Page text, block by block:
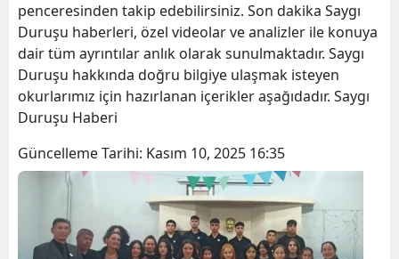
penceresinden takip edebilirsiniz. Son dakika Saygı
Duruşu haberleri, özel videolar ve analizler ile konuya
dair tüm ayrıntılar anlık olarak sunulmaktadır. Saygı
Duruşu hakkında doğru bilgiye ulaşmak isteyen
okurlarımız için hazırlanan içerikler aşağıdadır. Saygı
Duruşu Haberi
Güncelleme Tarihi: Kasım 10, 2025 16:35